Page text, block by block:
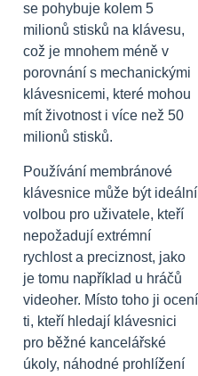
se pohybuje kolem 5
milionů stisků na klávesu,
což je mnohem méně v
porovnání s mechanickými
klávesnicemi, které mohou
mít životnost i více než 50
milionů stisků.
Používání membránové
klávesnice může být ideální
volbou pro uživatele, kteří
nepožadují extrémní
rychlost a preciznost, jako
je tomu například u hráčů
videoher. Místo toho ji ocení
ti, kteří hledají klávesnici
pro běžné kancelářské
úkoly, náhodné prohlížení